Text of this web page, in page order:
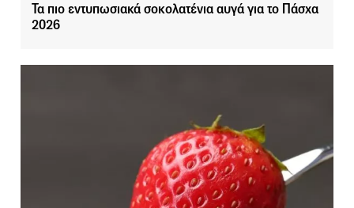
Τα πιο εντυπωσιακά σοκολατένια αυγά για το Πάσχα
2026